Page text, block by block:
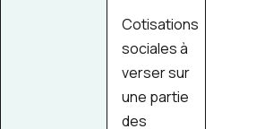
Cotisations
sociales à
verser sur
une partie
des